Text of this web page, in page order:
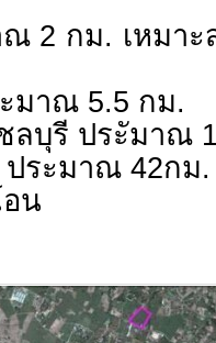
2 กม. เหมาะ
มาณ 5.5 กม.
ลบุรี ประัมาณ
ประมาณ 42กม.
น